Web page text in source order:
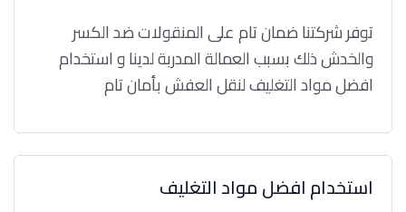
توفر شركتنا ضمان تام على المنقولات ضد الكسر
والخدش ذلك بسبب العمالة المدربة لدينا و استخدام
افضل مواد التغليف لنقل العفش بأمان تام
استخدام افضل مواد التغليف